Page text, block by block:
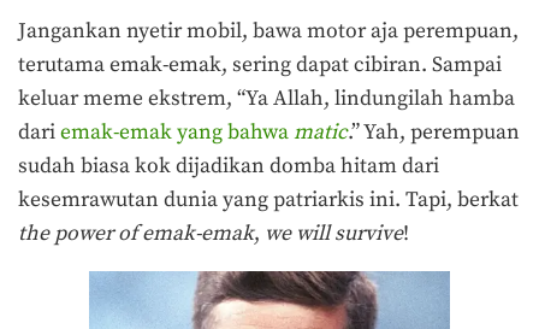
Jangankan nyetir mobil, bawa motor aja perempuan,
terutama emak-emak, sering dapat cibiran. Sampai
keluar meme ekstrem, “Ya Allah, lindungilah hamba
dariemak-emak yang bahwamatic.” Yah, perempuan
sudah biasa kok dijadikan domba hitam dari
kesemrawutan dunia yang patriarkis ini. Tapi, berkat
the power of emak-emak, we will survive!